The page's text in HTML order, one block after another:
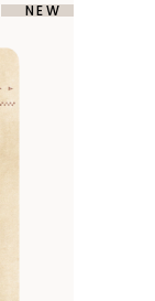
SOLD
NEW